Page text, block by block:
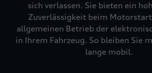
sich verlassen. Sie bieten ein
Zuverlässigkeit beim
allgemeinen Betrieb der
in Ihrem Fahrzeug. So bleiben Sie
lange mobil.